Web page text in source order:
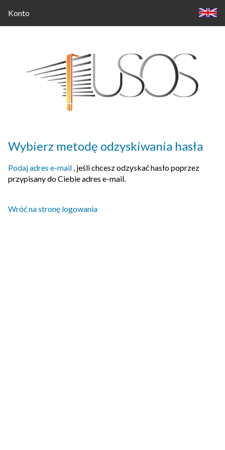
Konto
Wybierz metodę odzyskiwania hasła
Podaj adres e-mail , jeśli chcesz odzyskać hasło poprzez
przypisany do Ciebie adres e-mail.
Wróć na stronę logowania